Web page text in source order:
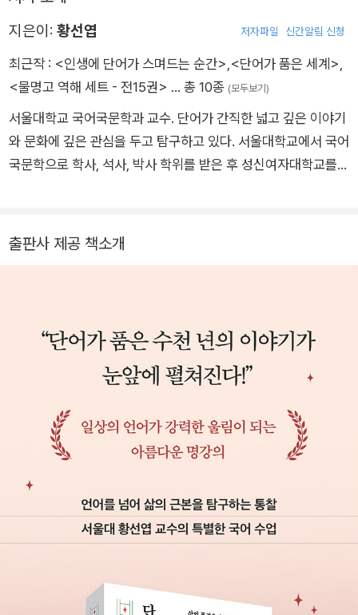
지은이: 황선엽 저자파일 신간알림 신청
최근작 : <인생에 단어가 스며드는 순간>,<단어가 품은 세계>,
<물명고 역해 세트 - 전15권> … 총 10종 (모두보기)
서울대학교 국어국문학과 교수. 단어가 간직한 넓고 깊은 이야기
와 문화에 깊은 관심을 두고 탐구하고 있다. 서울대학교에서 국어
국문학으로 학사, 석사, 박사 학위를 받은 후 성신여자대학교를
터 왔으며, 의미와 형태가 시간이 흐르면서 어떻게 변화했는지 연
고민, 사랑과 좌절, 경험과 관계의 문제들을 사유할 수 있다. 그의
사유는 현재 우리 삶과 맞닿아 있는 화두들로 수업과 강의에 녹아
들어 있다. 강의를 들었던 학생들은 단지 국어 수업을 들으러 왔
자기 자신을 만나는 신기한 경험을 하게 되었다고 이야기한다. 출
간한 교양서로 《단어가 품은 세계》가 있다.
출판사 제공 책소개